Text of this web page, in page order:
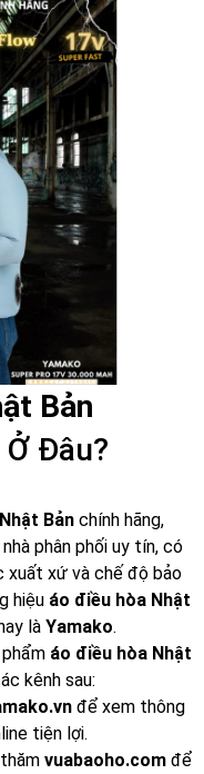
Bản
Đâu?
Bản chính hãng,
phân phối uy tín, có
xuất xứ và chế độ bảo
hiệu áo điều hòa Nhật
là Yamako.
áo điều hòa Nhật
kênh sau:
để xem thông
tiện lợi.
vuabaoho.com để